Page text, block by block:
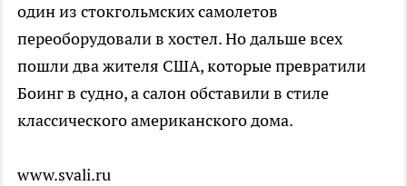
один из стокгольмских самолетов
переоборудовали в хостел. Но дальше всех
пошли два жителя США, которые превратили
Боинг в судно, а салон обставили в стиле
классического американского дома.
www.svali.ru